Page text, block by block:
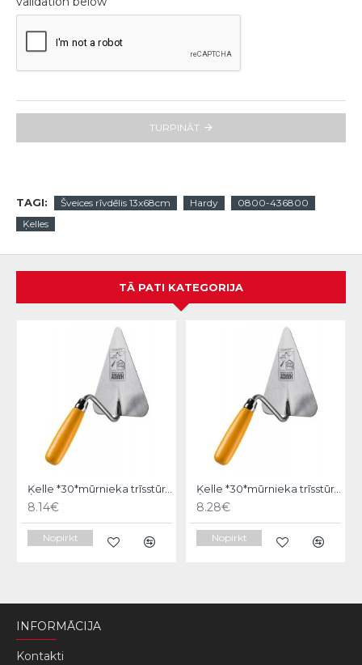
TURPINĀT
TAGI: Šveices rīvdēlis 13x68cm Hardy
0800-436800
Ķelles
TĀ PATI KATEGORIJA
Ķelle *30*mūrnieka trīsstūra 18cm, Hardy
8.14€
Nopirkt
Ķelle *30*mūrnieka trīsstūra 20cm, Hardy
8.28€
Nopirkt
INFORMĀCIJA
Kontakti